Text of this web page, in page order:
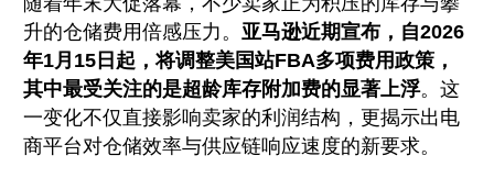
升的仓储费用倍感压力。亚马逊近期宣布，自2026
年1月15日起，将调整美国站FBA多项费用政策，
其中最受关注的是超龄库存附加费的显著上浮。这
一变化不仅直接影响卖家的利润结构，更揭示出电
商平台对仓储效率与供应链响应速度的新要求。